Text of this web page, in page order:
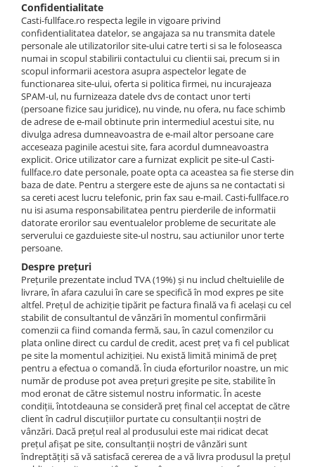
Confidentialitate
Casti-fullface.ro respecta legile in vigoare privind
confidentialitatea datelor, se angajaza sa nu transmita datele
personale ale utilizatorilor site-ului catre terti si sa le foloseasca
numai in scopul stabilirii contactului cu clientii sai, precum si in
scopul informarii acestora asupra aspectelor legate de
functionarea site-ului, oferta si politica firmei, nu incurajeaza
SPAM-ul, nu furnizeaza datele dvs de contact unor terti
(persoane fizice sau juridice), nu vinde, nu ofera, nu face schimb
de adrese de e-mail obtinute prin intermediul acestui site, nu
divulga adresa dumneavoastra de e-mail altor persoane care
acceseaza paginile acestui site, fara acordul dumneavoastra
explicit. Orice utilizator care a furnizat explicit pe site-ul Casti-
fullface.ro date personale, poate opta ca aceastea sa fie sterse din
baza de date. Pentru a stergere este de ajuns sa ne contactati si
sa cereti acest lucru telefonic, prin fax sau e-mail. Casti-fullface.ro
nu isi asuma responsabilitatea pentru pierderile de informatii
datorate erorilor sau eventualelor probleme de securitate ale
serverului ce gazduieste site-ul nostru, sau actiunilor unor terte
persoane.
Despre prețuri
Prețurile prezentate includ TVA (19%) și nu includ cheltuielile de
livrare, în afara cazului în care se specifică în mod expres pe site
altfel. Prețul de achiziție tipărit pe factura finală va fi același cu cel
stabilit de consultantul de vânzări în momentul confirmării
comenzii ca fiind comanda fermă, sau, în cazul comenzilor cu
plata online direct cu cardul de credit, acest preț va fi cel publicat
pe site la momentul achiziției. Nu există limită minimă de preț
pentru a efectua o comandă. În ciuda eforturilor noastre, un mic
număr de produse pot avea prețuri greșite pe site, stabilite în
mod eronat de către sistemul nostru informatic. În aceste
condiții, întotdeauna se consideră preț final cel acceptat de către
client în cadrul discuțiilor purtate cu consultanții noștri de
vânzări. Dacă prețul real al produsului este mai ridicat decat
prețul afișat pe site, consultanții noștri de vânzări sunt
îndreptățiți să vă satisfacă cererea de a vă livra produsul la prețul